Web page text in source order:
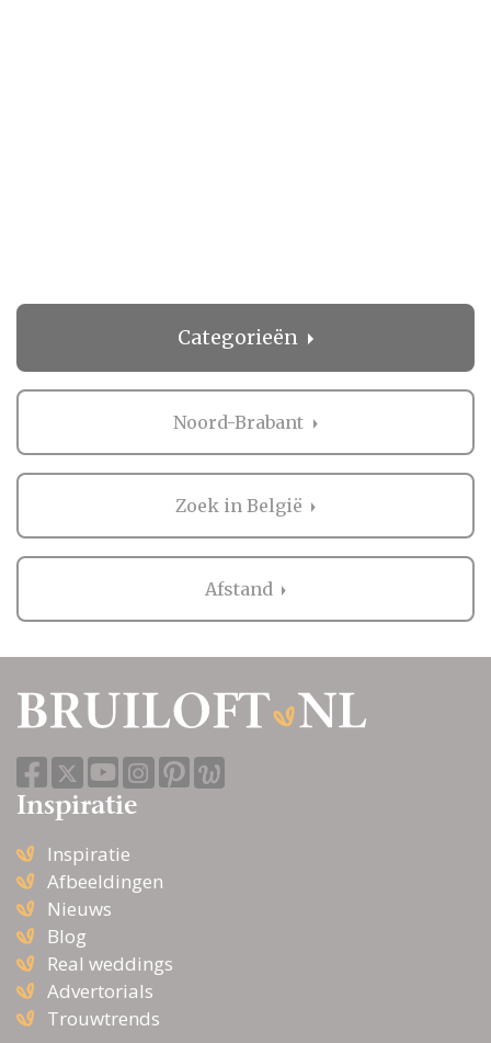
Categorieën
Noord-Brabant
Zoek in België
Afstand
Inspiratie
Inspiratie
Afbeeldingen
Nieuws
Blog
Real weddings
Advertorials
Trouwtrends